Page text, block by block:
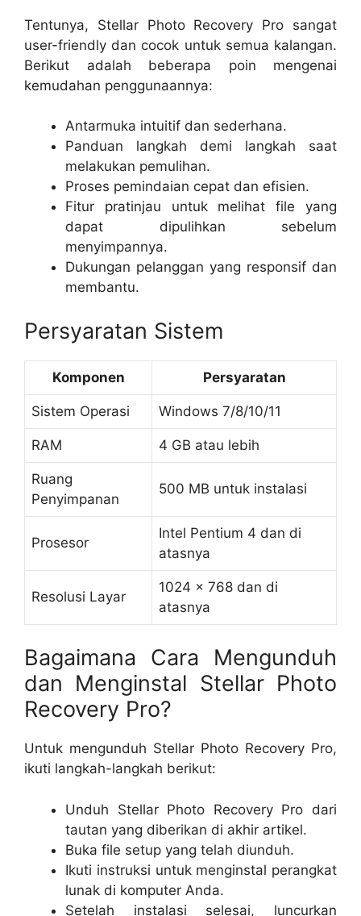
Tentunya, Stellar Photo Recovery Pro sangat
user-friendly dan cocok untuk semua kalangan.
Berikut adalah beberapa poin mengenai
kemudahan penggunaannya:
Antarmuka intuitif dan sederhana.
Panduan langkah demi langkah saat
melakukan pemulihan.
Proses pemindaian cepat dan efisien.
Fitur pratinjau untuk melihat file yang
dapat dipulihkan sebelum
menyimpannya.
Dukungan pelanggan yang responsif dan
membantu.
Persyaratan Sistem
Komponen Persyaratan
Sistem Operasi Windows 7/8/10/11
RAM 4 GB atau lebih
Ruang
Penyimpanan
500 MB untuk instalasi
Prosesor
Intel Pentium 4 dan di
atasnya
Resolusi Layar
1024 x 768 dan di
atasnya
Bagaimana Cara Mengunduh
dan Menginstal Stellar Photo
Recovery Pro?
Untuk mengunduh Stellar Photo Recovery Pro,
ikuti langkah-langkah berikut:
Unduh Stellar Photo Recovery Pro dari
tautan yang diberikan di akhir artikel.
Buka file setup yang telah diunduh.
Ikuti instruksi untuk menginstal perangkat
lunak di komputer Anda.
Setelah instalasi selesai, luncurkan